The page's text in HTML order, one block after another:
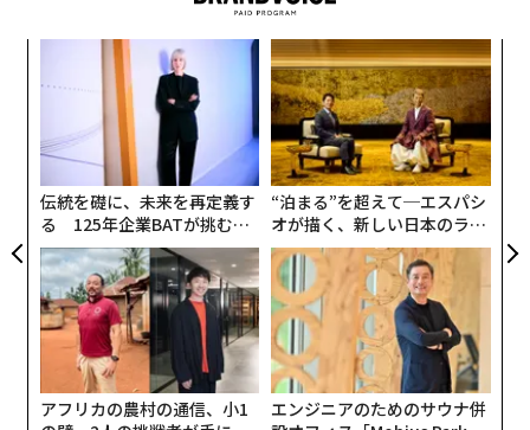
伝統を礎に、未来を再定義す
る 125年企業BATが挑むス
モークレスな未来
“泊まる”を超えて─エスパシ
オが描く、新しい日本のラグ
ジュアリー（中編）
アフリカの農村の通信、小1
エンジニアのためのサウナ併